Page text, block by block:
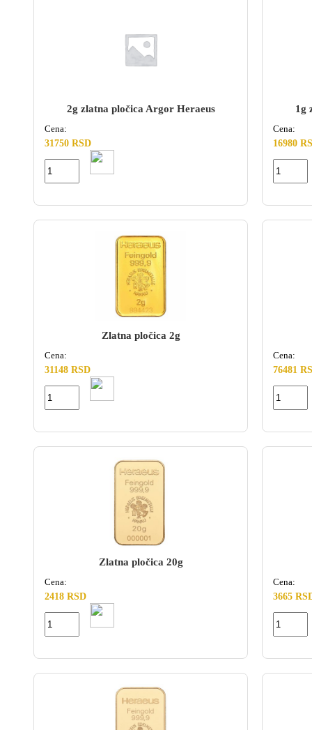
2g zlatna pločica Argor Heraeus
Cena:
31750 RSD
1g
Cena:
16980
Zlatna pločica 2g
Cena:
31148 RSD
Cena:
76481
Zlatna pločica 20g
Cena:
2418 RSD
Cena:
3665